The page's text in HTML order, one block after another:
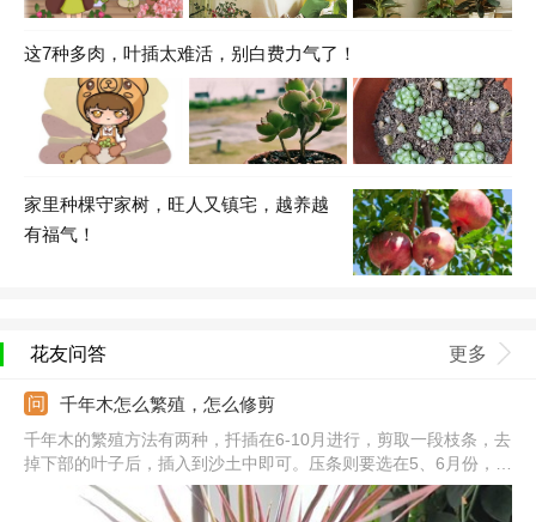
这7种多肉，叶插太难活，别白费力气了！
家里种棵守家树，旺人又镇宅，越养越
有福气！
花友问答 更多
千年木怎么繁殖，怎么修剪
千年木的繁殖方法有两种，扦插在6-10月进行，剪取一段枝条，去
掉下部的叶子后，插入到沙土中即可。压条则要选在5、6月份，从
主茎顶端20厘米的地方进行环剥，并用湿润的苔藓包裹一下，生根
后分离栽种。给它修剪分别要在生长期和休眠期进行。